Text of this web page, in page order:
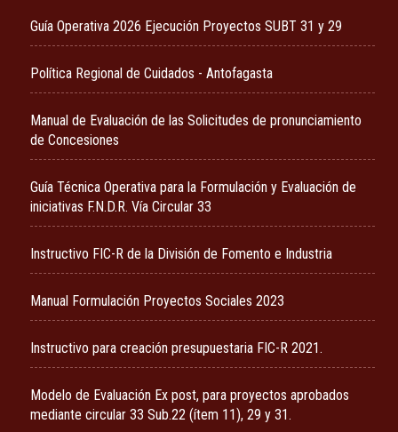
Guía Operativa 2026 Ejecución Proyectos SUBT 31 y 29
Política Regional de Cuidados - Antofagasta
Manual de Evaluación de las Solicitudes de pronunciamiento
de Concesiones
Guía Técnica Operativa para la Formulación y Evaluación de
iniciativas F.N.D.R. Vía Circular 33
Instructivo FIC-R de la División de Fomento e Industria
Manual Formulación Proyectos Sociales 2023
Instructivo para creación presupuestaria FIC-R 2021.
Modelo de Evaluación Ex post, para proyectos aprobados
mediante circular 33 Sub.22 (ítem 11), 29 y 31.